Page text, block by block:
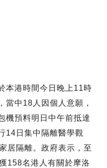
本港時間今日晚上11時
當中18人因個人意願，
機預料明日中午前抵達
14日集中隔離醫學觀
居隔離。政府表示，至
158名港人有關於摩洛